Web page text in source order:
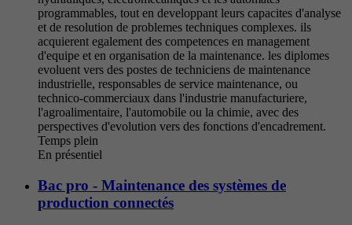
programmables, tout en developpant leurs capacites d'analyse
et de resolution de problemes techniques complexes. ils
acquierent egalement des competences en management
d'equipe et en organisation de la maintenance. les diplomes
evoluent vers des postes de techniciens de maintenance
industrielle, responsables de service maintenance, ou
technico-commerciaux dans l'industrie manufacturiere,
l'agroalimentaire, l'automobile ou la chimie, avec des
perspectives d'evolution vers des fonctions d'encadrement.
Temps plein
En présentiel
Bac pro - Maintenance des systèmes de
production connectés